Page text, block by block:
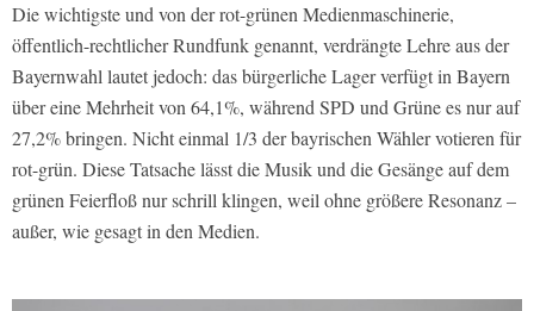
Die wichtigste und von der rot-grünen Medienmaschinerie,
öffentlich-rechtlicher Rundfunk genannt, verdrängte Lehre aus der
Bayernwahl lautet jedoch: das bürgerliche Lager verfügt in Bayern
über eine Mehrheit von 64,1%, während SPD und Grüne es nur auf
27,2% bringen. Nicht einmal 1/3 der bayrischen Wähler votieren für
rot-grün. Diese Tatsache lässt die Musik und die Gesänge auf dem
grünen Feierfloß nur schrill klingen, weil ohne größere Resonanz –
außer, wie gesagt in den Medien.